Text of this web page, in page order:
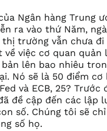
Ngân hàng Trung
ra vào thứ Năm,
thị trường vẫn chưa đi
về việc cơ quan quản
lên bao nhiêu
Nó sẽ là 50 điểm cơ
và ECB, 25? Trước
đề cập đến các lập
số. Chúng tôi sẽ
số họ.